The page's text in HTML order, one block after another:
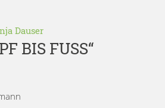
Dauser
BIS FUSS“